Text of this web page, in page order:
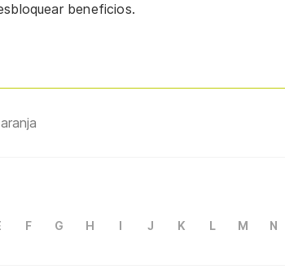
beneficios.
F G H I J K L M N